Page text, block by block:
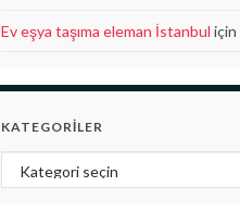
Ev eşya taşıma eleman İstanbul için
KATEGORILER
Kategoriler